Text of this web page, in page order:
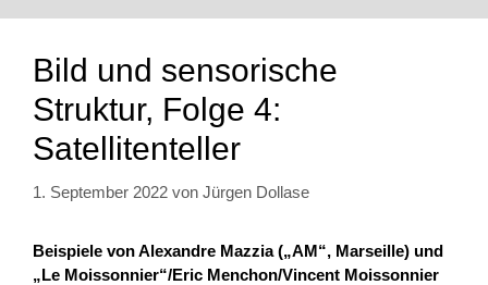
Bild und sensorische
Struktur, Folge 4:
Satellitenteller
1. September 2022 von Jürgen Dollase
Beispiele von Alexandre Mazzia („AM“, Marseille) und
„Le Moissonnier“/Eric Menchon/Vincent Moissonnier